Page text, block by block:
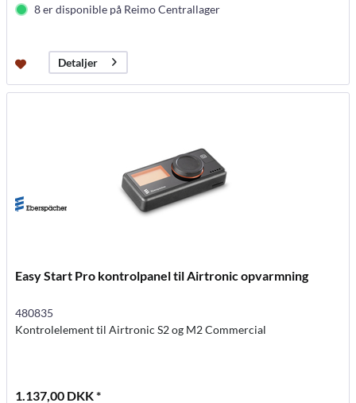
8 er disponible på Reimo Centrallager
Detaljer
Easy Start Pro kontrolpanel til Airtronic opvarmning
480835
Kontrolelement til Airtronic S2 og M2 Commercial
1.137,00 DKK *